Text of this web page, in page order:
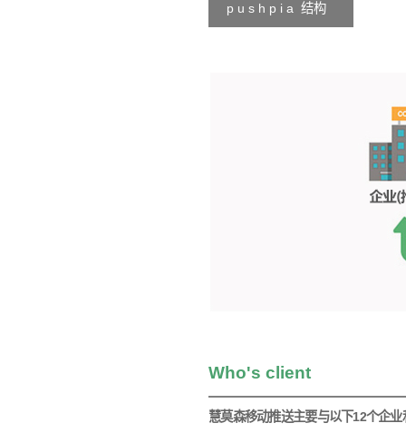
p u s h p i a 结构
Who's client
慧莫森移动推送主要与以下12个企